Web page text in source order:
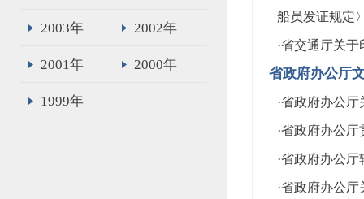
2003年 2002年
2001年 2000年
1999年
船员发证规定
·省交通厅关于
省政府办公厅
·省政府办公厅
·省政府办公厅
·省政府办公厅
·省政府办公厅